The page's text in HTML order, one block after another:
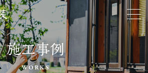
施工事例
WORKS